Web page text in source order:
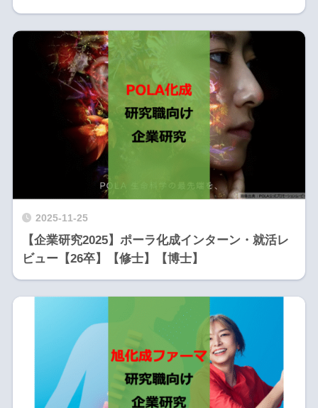
2025-11-25
【企業研究2025】ポーラ化成インターン・就活レ
ビュー【26卒】【修士】【博士】